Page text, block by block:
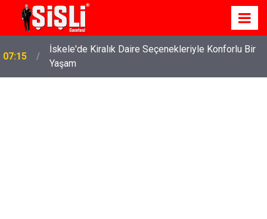
07:15
İskele'de Kiralık Daire Seçenekleriyle Konforlu Bir
Yaşam